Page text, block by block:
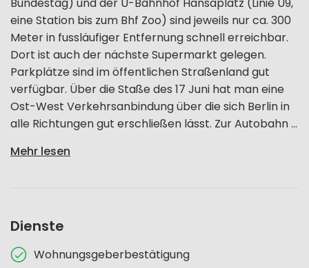
eine Station bis zum Bhf Zoo) sind jeweils nur ca. 300
Meter in fussläufiger Entfernung schnell erreichbar.
Dort ist auch der nächste Supermarkt gelegen.
Parkplätze sind im öffentlichen Straßenland gut
verfügbar. Über die Staße des 17 Juni hat man eine
Ost-West Verkehrsanbindung über die sich Berlin in
alle Richtungen gut erschließen lässt. Zur Autobahn ...
Mehr lesen
Dienste
Wohnungsgeberbestätigung